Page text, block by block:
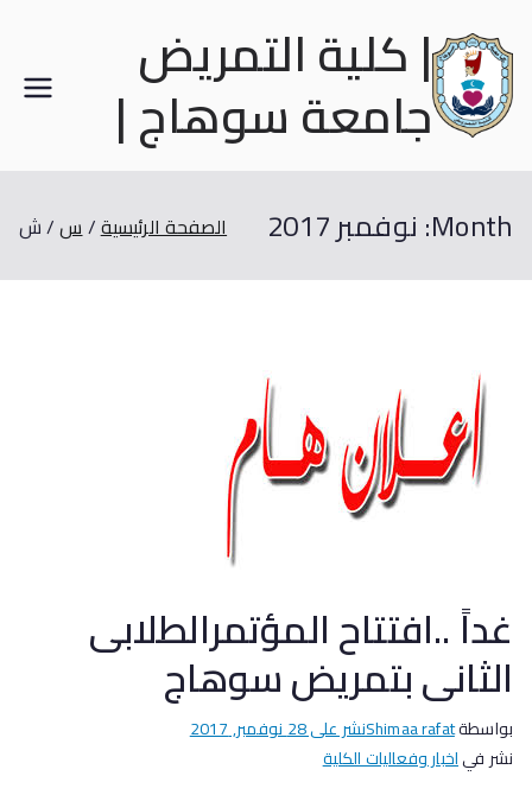
| كلية التمريض
جامعة سوهاج |
Month: نوفمبر 2017 الصفحة الرئيسية س ش
غداً ..افتتاح المؤتمرالطلابى
الثانى بتمريض سوهاج
بواسطةShimaa rafatنشر على28 نوفمبر, 2017
نشر فياخبار وفعاليات الكلية